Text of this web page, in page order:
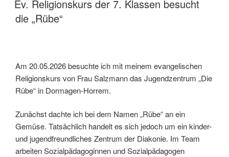
Laga“
Ev. Religionskurs der 7. Klassen besucht
die „Rübe“
Am 20.05.2026 besuchte ich mit meinem evangelischen
Religionskurs von Frau Salzmann das Jugendzentrum „Die
Rübe“ in Dormagen-Horrem.
Zunächst dachte ich bei dem Namen „Rübe“ an ein
Gemüse. Tatsächlich handelt es sich jedoch um ein kinder-
und jugendfreundliches Zentrum der Diakonie. Im Team
arbeiten Sozialpädagoginnen und Sozialpädagogen